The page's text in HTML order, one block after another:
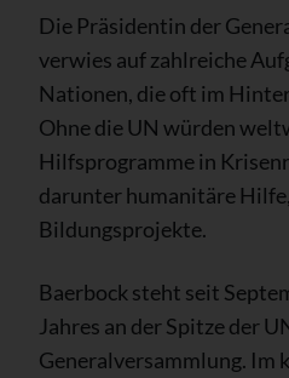
Die Präsidentin der
verwies auf zahlreiche
Nationen, die oft im
Ohne die UN würden
Hilfsprogramme in
darunter humanitäre
Bildungsprojekte.
Baerbock steht seit
Jahres an der Spitze der
Generalversammlung. Im